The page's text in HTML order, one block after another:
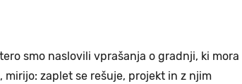
smo naslovili vprašanja o gradnji, ki mora
mirijo: zaplet se rešuje, projekt in z njim